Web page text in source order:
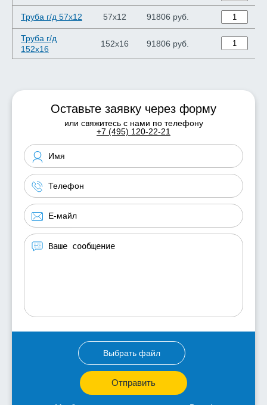
Труба г/д 57x12 57x12 91806 руб.
Труба г/д
152x16
152x16 91806 руб.
Оставьте заявку через форму
или свяжитесь с нами по телефону
+7 (495) 120-22-21
Выбрать файл
Отправить